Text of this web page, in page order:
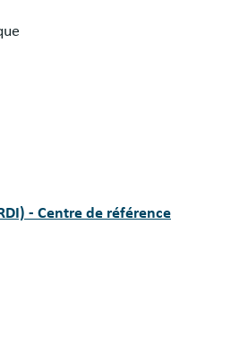
- Centre de référence